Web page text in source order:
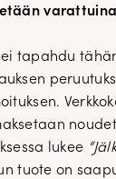
tapahdu
lukee
tuote on